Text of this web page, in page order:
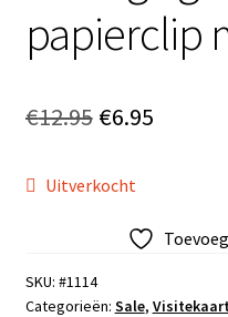
papierclip
€12.95
was:
€12.95.
€6.95Huidige
€6.95.
Uitverkocht
SKU: #1114
Categorieën: Sale,